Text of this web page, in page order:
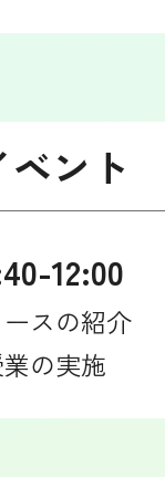
ント
12:00
スの紹介
の実施